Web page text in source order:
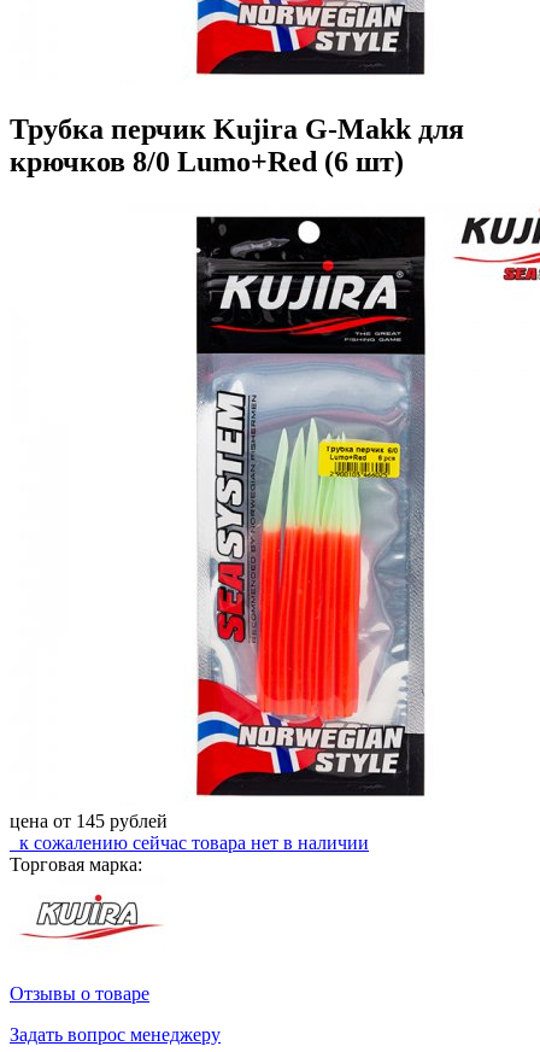
Трубка перчик Kujira G-Makk для
крючков 8/0 Lumo+Red (6 шт)
цена от 145 рублей
к сожалению сейчас товара нет в наличии
Торговая марка:
Отзывы о товаре
Задать вопрос менеджеру